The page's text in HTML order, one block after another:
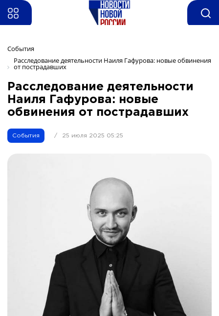
События
Расследование деятельности Наиля Гафурова: новые обвинения
от пострадавших
Расследование деятельности
Наиля Гафурова: новые
обвинения от пострадавших
События / 25 июля 2025 05:25